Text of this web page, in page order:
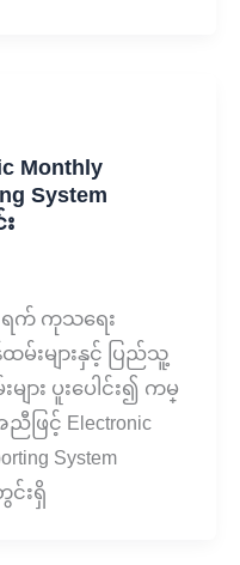
Monthly
System
ရက် ကုသရေး
ထမ်းများနှင့် ပြည်သူ့
များ ပူးပေါင်း၍ ကမ္
င့် Electronic
System
းရှိ